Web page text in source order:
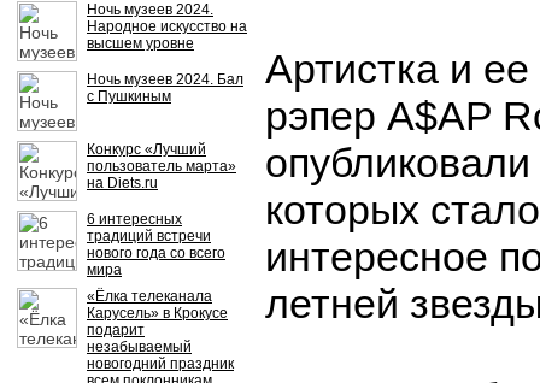
Ночь музеев 2024.
Народное искусство на
высшем уровне
Ночь музеев 2024. Бал
с Пушкиным
Конкурс «Лучший
пользователь марта»
на Diets.ru
6 интересных
традиций встречи
нового года со всего
мира
«Ёлка телеканала
Карусель» в Крокусе
подарит
незабываемый
новогодний праздник
Артистка и
рэпер A$AP
которых
интересное
летней